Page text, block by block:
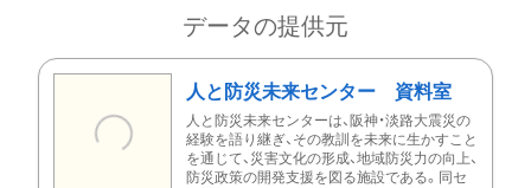
データの提供元
人と防災未来センター 資料室
人と防災未来センターは、阪神・淡路大震災の
経験を語り継ぎ、その教訓を未来に生かすこと
を通じて、災害文化の形成、地域防災力の向上、
防災政策の開発支援を図る施設である。同セ